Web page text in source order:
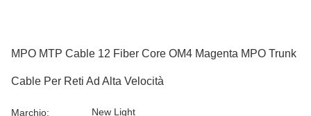
MPO MTP Cable 12 Fiber Core OM4 Magenta MPO Trunk
Cable Per Reti Ad Alta Velocità
Marchio: New Light